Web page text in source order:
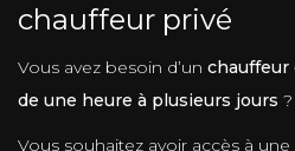
chauffeur privé
Vous avez besoin d’un chauffeur
de une heure à plusieurs jours ?
Vous souhaitez avoir accès à